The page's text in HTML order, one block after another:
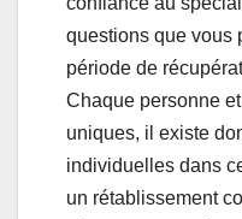
questions que vous
période de
Chaque personne
uniques, il existe
individuelles dans
un rétablissement